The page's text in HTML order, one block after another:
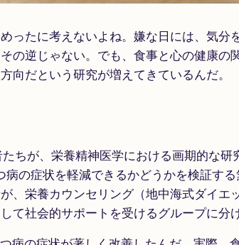
ったに考えないよね。嫌な日には、気分
の逆じゃない。でも、食事と心の健康の
向だという研究が増えてきているんだ。
ちが、栄養精神医学における画期的な研
病の症状を軽減できるかどうかを検証す
、栄養カウンセリング（地中海式ダイエ
て社会的サポートを受けるグループに分